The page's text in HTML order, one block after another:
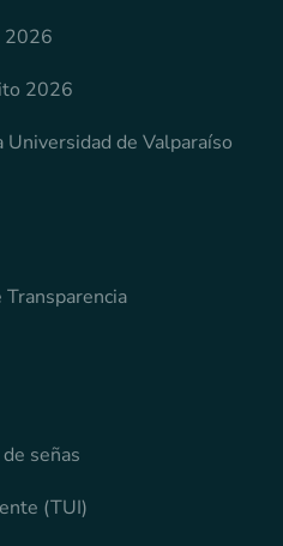
2026
2026
Universidad de Valparaíso
señas
(TUI)